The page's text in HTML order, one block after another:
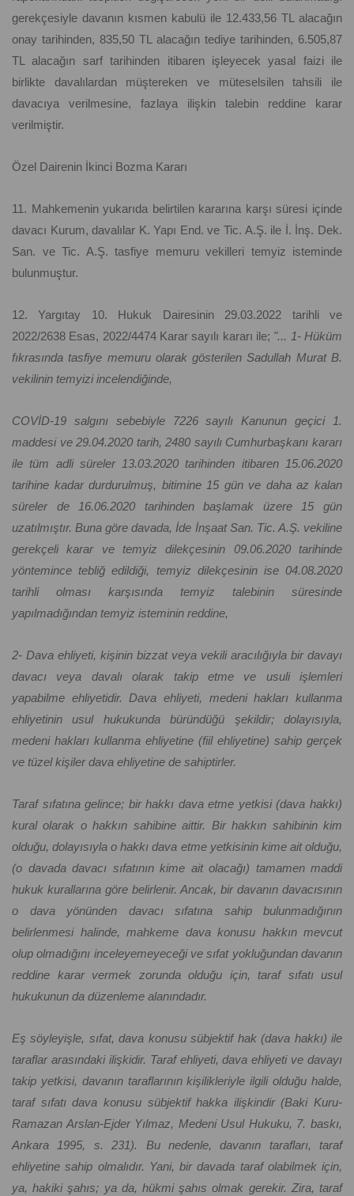
gerekçesiyle davanın kısmen kabulü ile 12.433,56 TL alacağın
onay tarihinden, 835,50 TL alacağın tediye tarihinden, 6.505,87
TL alacağın sarf tarihinden itibaren işleyecek yasal faizi ile
birlikte davalılardan müştereken ve müteselsilen tahsili ile
davacıya verilmesine, fazlaya ilişkin talebin reddine karar
verilmiştir.
Özel Dairenin İkinci Bozma Kararı
11. Mahkemenin yukarıda belirtilen kararına karşı süresi içinde
davacı Kurum, davalılar K. Yapı End. ve Tic. A.Ş. ile İ. İnş. Dek.
San. ve Tic. A.Ş. tasfiye memuru vekilleri temyiz isteminde
bulunmuştur.
12. Yargıtay 10. Hukuk Dairesinin 29.03.2022 tarihli ve
2022/2638 Esas, 2022/4474 Karar sayılı kararı ile; "... 1- Hüküm
fıkrasında tasfiye memuru olarak gösterilen Sadullah Murat B.
vekilinin temyizi incelendiğinde,
COVİD-19 salgını sebebiyle 7226 sayılı Kanunun geçici 1.
maddesi ve 29.04.2020 tarih, 2480 sayılı Cumhurbaşkanı kararı
ile tüm adli süreler 13.03.2020 tarihinden itibaren 15.06.2020
tarihine kadar durdurulmuş, bitimine 15 gün ve daha az kalan
süreler de 16.06.2020 tarihinden başlamak üzere 15 gün
uzatılmıştır. Buna göre davada, İde İnşaat San. Tic. A.Ş. vekiline
gerekçeli karar ve temyiz dilekçesinin 09.06.2020 tarihinde
yöntemince tebliğ edildiği, temyiz dilekçesinin ise 04.08.2020
tarihli olması karşısında temyiz talebinin süresinde
yapılmadığından temyiz isteminin reddine,
2- Dava ehliyeti, kişinin bizzat veya vekili aracılığıyla bir davayı
davacı veya davalı olarak takip etme ve usuli işlemleri
yapabilme ehliyetidir. Dava ehliyeti, medeni hakları kullanma
ehliyetinin usul hukukunda büründüğü şekildir; dolayısıyla,
medeni hakları kullanma ehliyetine (fiil ehliyetine) sahip gerçek
ve tüzel kişiler dava ehliyetine de sahiptirler.
Taraf sıfatına gelince; bir hakkı dava etme yetkisi (dava hakkı)
kural olarak o hakkın sahibine aittir. Bir hakkın sahibinin kim
olduğu, dolayısıyla o hakkı dava etme yetkisinin kime ait olduğu,
(o davada davacı sıfatının kime ait olacağı) tamamen maddi
hukuk kurallarına göre belirlenir. Ancak, bir davanın davacısının
o dava yönünden davacı sıfatına sahip bulunmadığının
belirlenmesi halinde, mahkeme dava konusu hakkın mevcut
olup olmadığını inceleyemeyeceği ve sıfat yokluğundan davanın
reddine karar vermek zorunda olduğu için, taraf sıfatı usul
hukukunun da düzenleme alanındadır.
Eş söyleyişle, sıfat, dava konusu sübjektif hak (dava hakkı) ile
taraflar arasındaki ilişkidir. Taraf ehliyeti, dava ehliyeti ve davayı
takip yetkisi, davanın taraflarının kişilikleriyle ilgili olduğu halde,
taraf sıfatı dava konusu sübjektif hakka ilişkindir (Baki Kuru-
Ramazan Arslan-Ejder Yılmaz, Medeni Usul Hukuku, 7. baskı,
Ankara 1995, s. 231). Bu nedenle, davanın tarafları, taraf
ehliyetine sahip olmalıdır. Yani, bir davada taraf olabilmek için,
ya, hakiki şahıs; ya da, hükmi şahıs olmak gerekir. Zira, taraf